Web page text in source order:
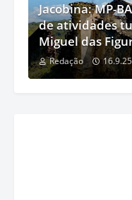
Jacobina: MP-
de atividades
Miguel das
Redação 16.9.25